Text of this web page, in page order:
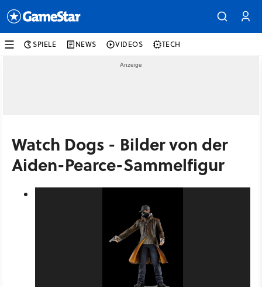
SPIELE NEWS VIDEOS TECH
Watch Dogs - Bilder von der
Aiden-Pearce-Sammelfigur